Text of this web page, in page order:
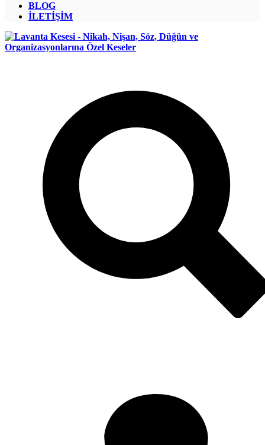
BLOG
İLETİŞİM